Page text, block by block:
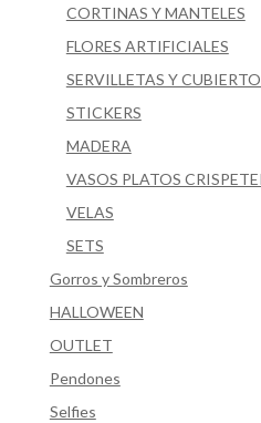
CORTINAS Y MANTELES
FLORES ARTIFICIALES
SERVILLETAS Y
STICKERS
MADERA
VASOS PLATOS
VELAS
SETS
Gorros y Sombreros
HALLOWEEN
OUTLET
Pendones
Selfies